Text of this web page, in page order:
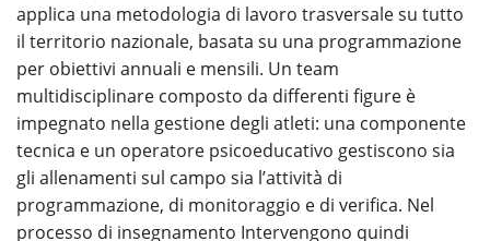
applica una metodologia di lavoro trasversale su tutto
il territorio nazionale, basata su una programmazione
per obiettivi annuali e mensili. Un team
multidisciplinare composto da differenti figure è
impegnato nella gestione degli atleti: una componente
tecnica e un operatore psicoeducativo gestiscono sia
gli allenamenti sul campo sia l’attività di
programmazione, di monitoraggio e di verifica. Nel
processo di insegnamento Intervengono quindi